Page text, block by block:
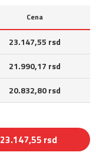
Cena
23.147,55 rsd
21.990,17 rsd
20.832,80 rsd
23.147,55 rsd